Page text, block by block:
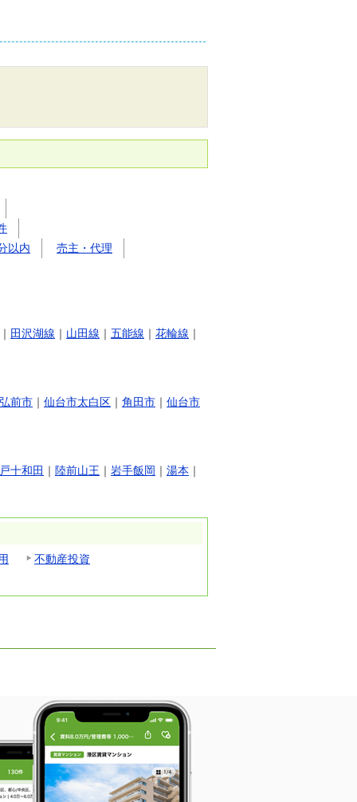
以内
売主・代理
｜ 田沢湖線 ｜ 山田線 ｜ 五能線 ｜ 花輪線 ｜
弘前市 ｜ 仙台市太白区 ｜ 角田市 ｜ 仙台市
十和田 ｜ 陸前山王 ｜ 岩手飯岡 ｜ 湯本 ｜
不動産投資